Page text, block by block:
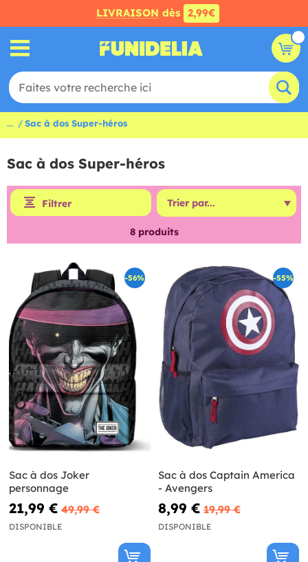
LIVRAISON dès 2,99€
... Sac à dos Super-héros
Sac à dos Super-héros
Filtrer
8produits
-56%
Sac à dos Joker
personnage
21,99 € 49,99 €
DISPONIBLE
-55%
Sac à dos Captain America
- Avengers
8,99 € 19,99 €
DISPONIBLE